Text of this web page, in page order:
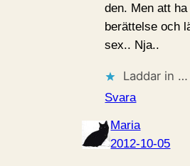
den. Men att
berättelse och
sex.. Nja..
Laddar in …
Svara
Maria
2012-10-05